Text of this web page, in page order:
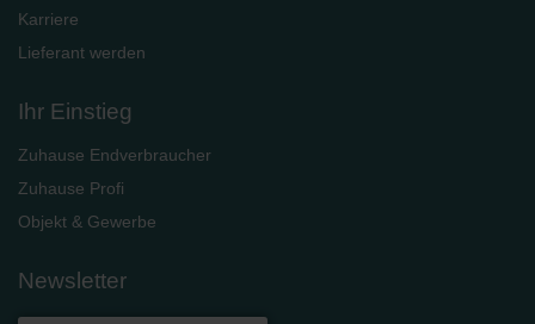
Karriere
Lieferant werden
Ihr Einstieg
Zuhause Endverbraucher
Zuhause Profi
Objekt & Gewerbe
Newsletter